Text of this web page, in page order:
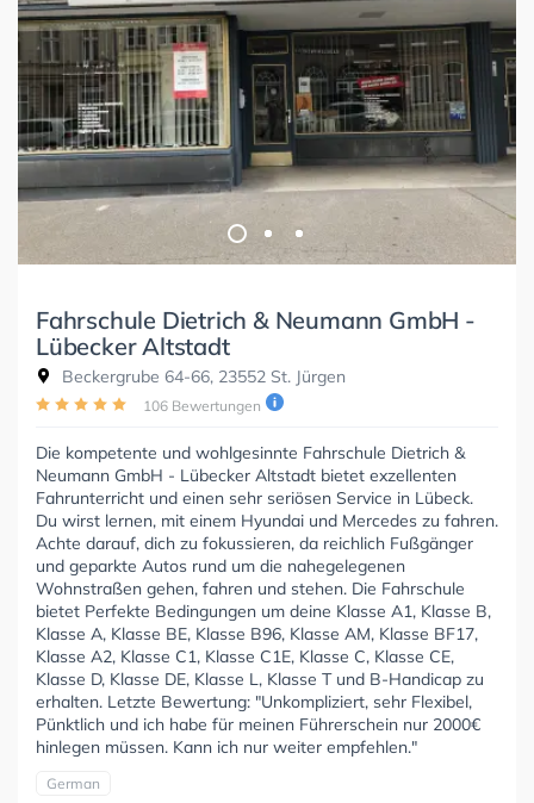
Fahrschule Dietrich & Neumann GmbH -
Lübecker Altstadt
Beckergrube 64-66, 23552 St. Jürgen
106 Bewertungen
Die kompetente und wohlgesinnte Fahrschule Dietrich &
Neumann GmbH - Lübecker Altstadt bietet exzellenten
Fahrunterricht und einen sehr seriösen Service in Lübeck.
Du wirst lernen, mit einem Hyundai und Mercedes zu fahren.
Achte darauf, dich zu fokussieren, da reichlich Fußgänger
und geparkte Autos rund um die nahegelegenen
Wohnstraßen gehen, fahren und stehen. Die Fahrschule
bietet Perfekte Bedingungen um deine Klasse A1, Klasse B,
Klasse A, Klasse BE, Klasse B96, Klasse AM, Klasse BF17,
Klasse A2, Klasse C1, Klasse C1E, Klasse C, Klasse CE,
Klasse D, Klasse DE, Klasse L, Klasse T und B-Handicap zu
erhalten. Letzte Bewertung: "Unkompliziert, sehr Flexibel,
Pünktlich und ich habe für meinen Führerschein nur 2000€
hinlegen müssen. Kann ich nur weiter empfehlen."
German